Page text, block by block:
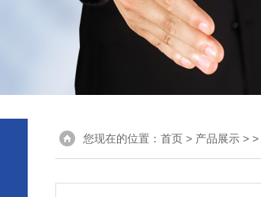
您现在的位置： 首页 > 产品展示 > >